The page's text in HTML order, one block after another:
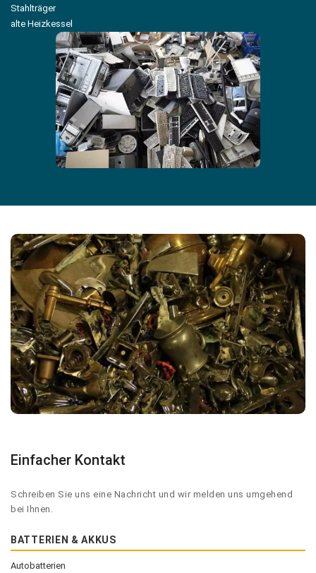
Stahlträger
alte Heizkessel
Einfacher Kontakt
Schreiben Sie uns eine Nachricht und wir melden uns umgehend
bei Ihnen.
BATTERIEN & AKKUS
Autobatterien